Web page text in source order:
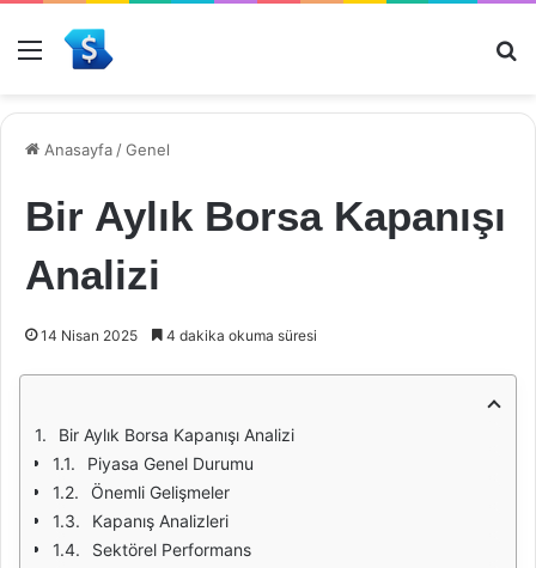
Menü
Anasayfa /Genel
Bir Aylık Borsa Kapanışı
Analizi
14 Nisan 2025 4 dakika okuma süresi
Bir Aylık Borsa Kapanışı Analizi
Piyasa Genel Durumu
Önemli Gelişmeler
Kapanış Analizleri
Sektörel Performans